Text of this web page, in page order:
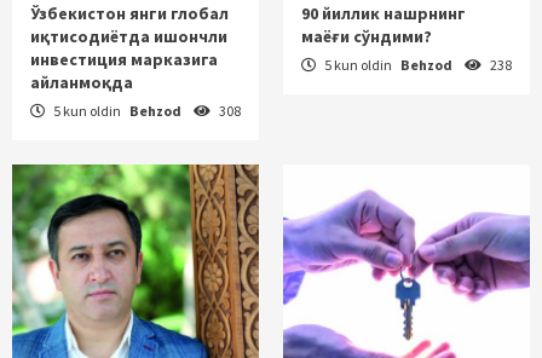
Ўзбекистон янги глобал
иқтисодиётда ишончли
инвестиция марказига
айланмоқда
5 kun oldin Behzod 308
90 йиллик нашрнинг
маёғи сўндими?
5 kun oldin Behzod 238